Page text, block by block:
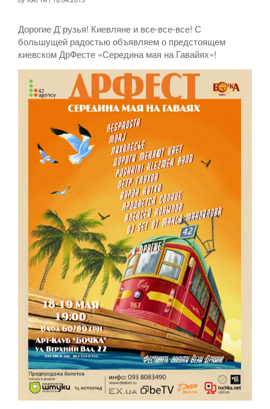
Дорогие Д`рузья! Киевляне и все-все-все! С
большущей радостью объявляем о предстоящем
киевском ДрФесте «Середина мая на Гавайях»!